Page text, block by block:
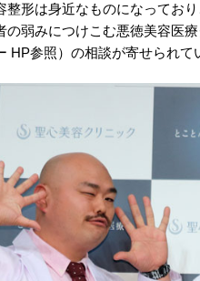
整形は身近なものになってお
の弱みにつけこむ悪徳美容医
HP参照）の相談が寄せられて